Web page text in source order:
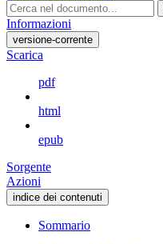
Informazioni
versione-corrente
Scarica
pdf
html
epub
Sorgente
Azioni
indice dei contenuti
Sommario